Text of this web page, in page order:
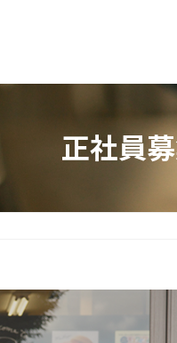
正社員